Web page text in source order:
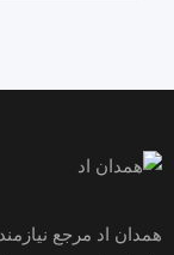
همدان اد مرجع